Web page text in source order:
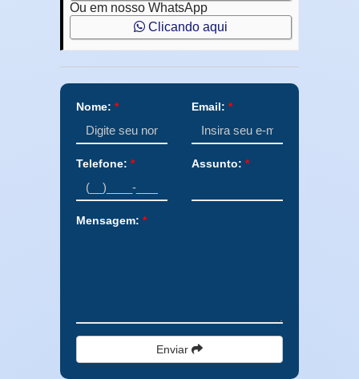
Ou em nosso WhatsApp
Clicando aqui
Nome: * Email: *
Telefone: * Assunto: *
Mensagem: *
Enviar